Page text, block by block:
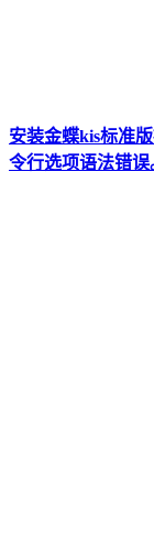
安装金蝶kis标准
令行选项语法错